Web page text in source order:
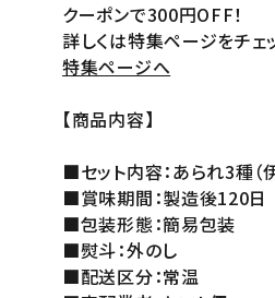
利用規約
会社概要
クーポンで300円OFF！
詳しくは特集ページをチェ
特集ページへ
【商品内容】
■セット内容：あられ3種（
■賞味期間：製造後120日
■包装形態：簡易包装
■熨斗：外のし
■配送区分：常温